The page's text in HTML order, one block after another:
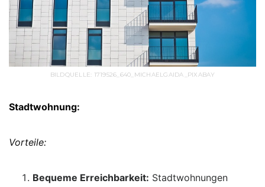
BILDQUELLE: 1719526_640_MICHAELGAIDA_PIXABAY
Stadtwohnung:
Vorteile:
Bequeme Erreichbarkeit: Stadtwohnungen